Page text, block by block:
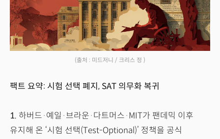
(출처 : 미드저니 / 크리스 정 )
팩트 요약: 시험 선택 폐지, SAT 의무화 복귀
1. 하버드·예일·브라운·다트머스·MIT가 팬데믹 이후
유지해 온 ‘시험 선택(Test-Optional)’ 정책을 공식